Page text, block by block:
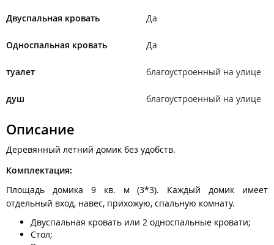
Двуспальная кровать Да
Односпальная кровать Да
туалет благоустроенный на улице
душ благоустроенный на улице
Описание
Деревянный летний домик без удобств.
Комплектация:
Площадь домика 9 кв. м (3*3). Каждый домик имеет
отдельный вход, навес, прихожую, спальную комнату.
Двуспальная кровать или 2 односпальные кровати;
Стол;